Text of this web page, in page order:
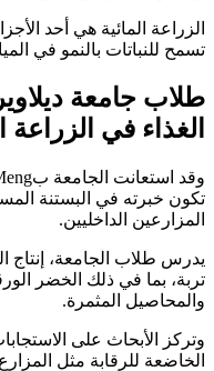
الزراعة المائية هي أحد
تسمح للنباتات بالنمو في
طلاب جامعة
الغذاء في الزراعة
تكون خبرته في البستنة
المزارعين الداخليين.
يدرس طلاب الجامعة، إنتاج
تربة، بما في ذلك الخضر
والمحاصيل المثمرة.
وتركز الأبحاث على
الخاضعة للرقابة مثل